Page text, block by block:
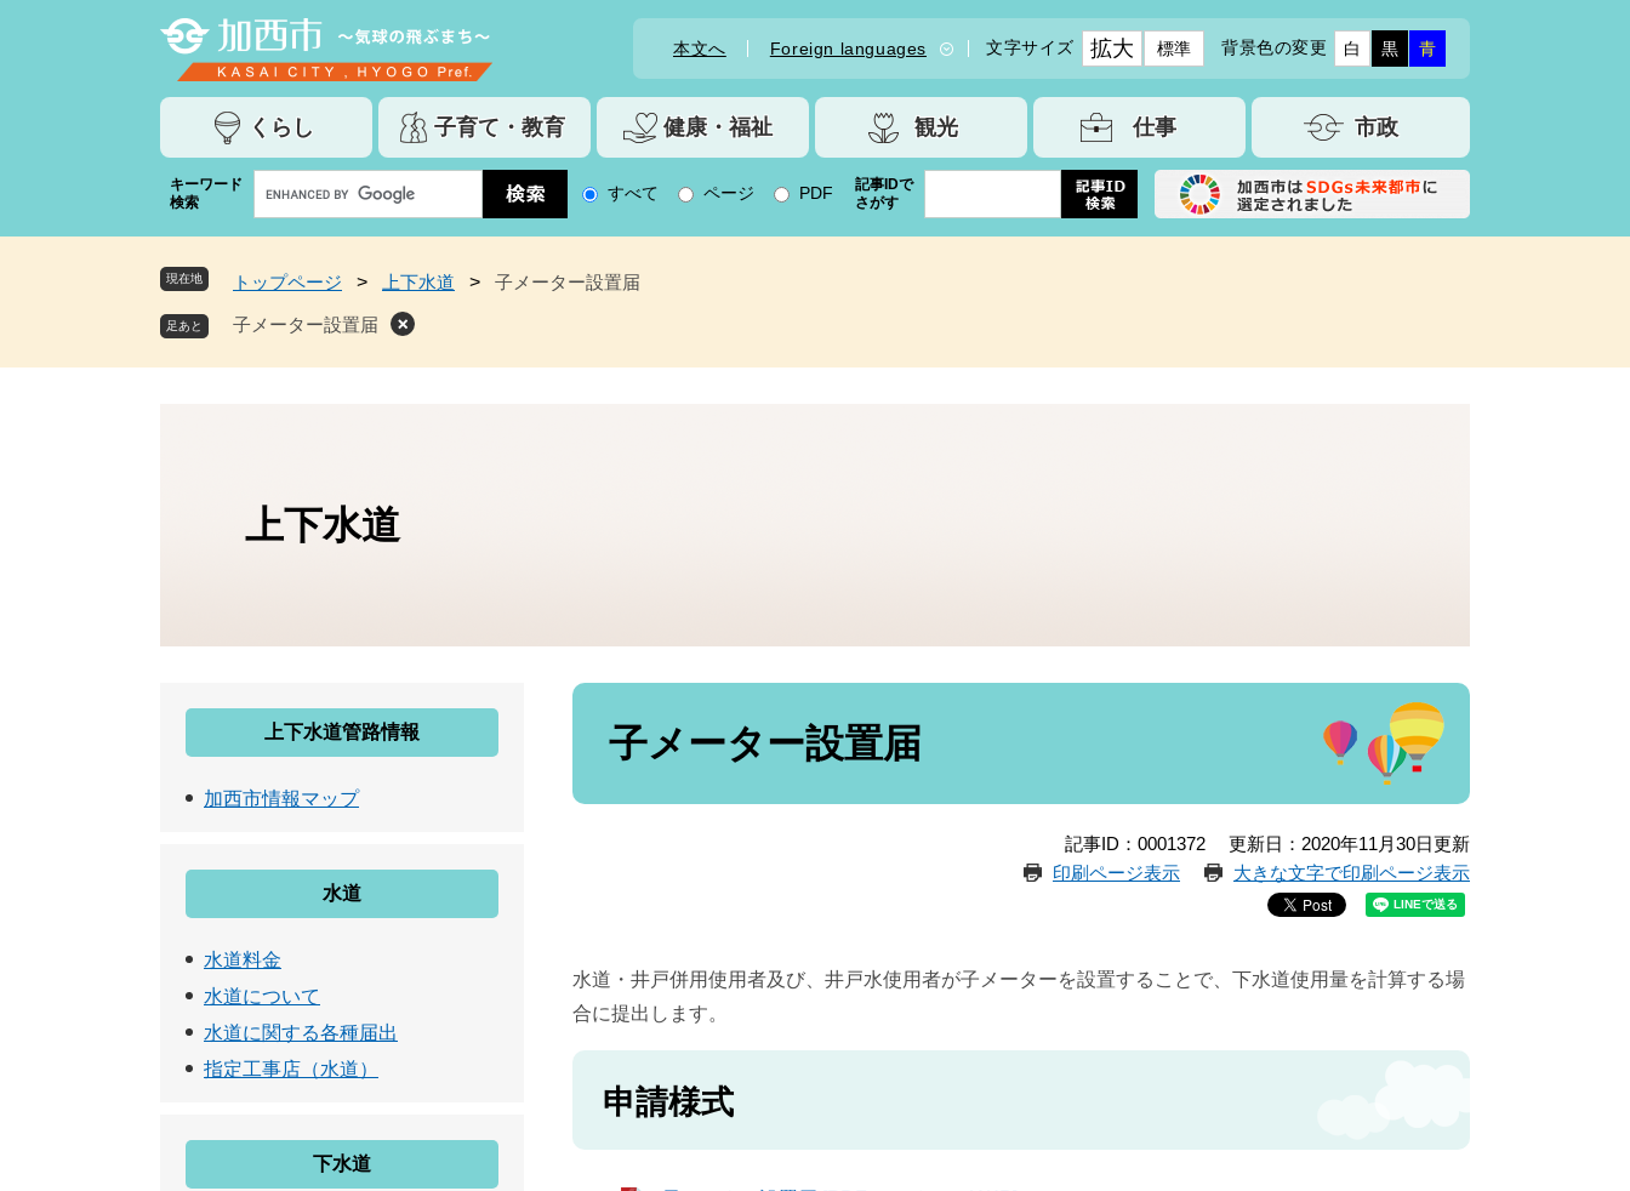
本文へ Foreign languages 文字サイズ 拡大 標準 背景色の変更 白 黒 青
くらし 子育て・教育 健康・福祉 観光 仕事 市政
キーワード
検索
o
l
カ
すべて ページ PDF
記事IDで
さがす
現在地 トップページ > 上下水道 > 子メーター設置届
子メーター設置届
上下水道
本
子メーター設置届
記事ID：0001372
更新日：2020年11月30日更新
印刷ページ表示
大きな文字で印刷ページ表示
水道・井戸併用使用者及び、井戸水使用者が子メーターを設置することで、下水道使用量を計算する場
合に提出します。
申請様式
上下水道管路情報
加西市情報マップ
水道
水道料金
水道について
水道に関する各種届出
指定工事店（水道）
下水道